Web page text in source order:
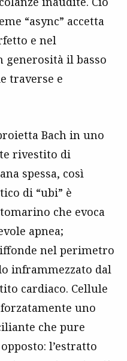
“async” accetta
e nel
generosità il basso
traverse e
Bach in uno
rivestito di
spessa, così
di “ubi” è
che evoca
apnea;
nel perimetro
inframmezzato dal
cardiaco. Cellule
uno
che pure
l’estratto